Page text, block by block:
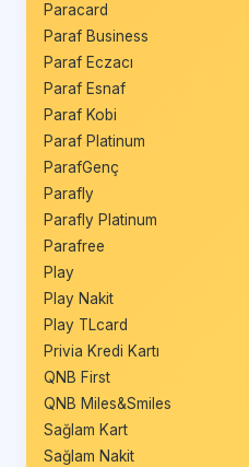
Paracard
Paraf Business
Paraf Eczacı
Paraf Esnaf
Paraf Kobi
Paraf Platinum
ParafGenç
Parafly
Parafly Platinum
Parafree
Play
Play Nakit
Play TLcard
Privia Kredi Kartı
QNB First
QNB Miles&Smiles
Sağlam Kart
Sağlam Nakit